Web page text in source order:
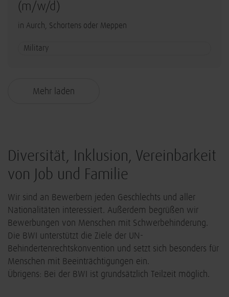
(m/w/d)
in Aurch, Schortens oder Meppen
Military
Mehr laden
Diversität, Inklusion, Vereinbarkeit
von Job und Familie
Wir sind an Bewerbern jeden Geschlechts und aller
Nationalitäten interessiert. Außerdem begrüßen wir
Bewerbungen von Menschen mit Schwerbehinderung.
Die BWI unterstützt die Ziele der UN-
Behindertenrechtskonvention und setzt sich besonders für
Menschen mit Beeinträchtigungen ein.
Übrigens: Bei der BWI ist grundsätzlich Teilzeit möglich.